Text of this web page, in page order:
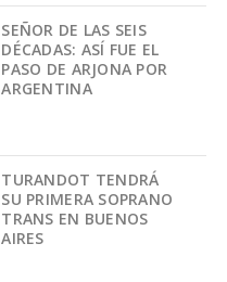
SEÑOR DE LAS SEIS
DÉCADAS: ASÍ FUE EL
PASO DE ARJONA POR
ARGENTINA
TURANDOT TENDRÁ
SU PRIMERA SOPRANO
TRANS EN BUENOS
AIRES